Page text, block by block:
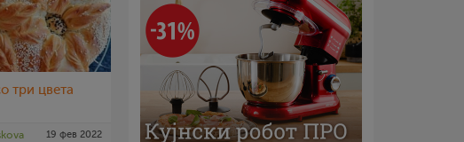
три цвета
19 фев 2022